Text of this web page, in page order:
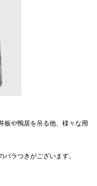
板や鴨居を吊る他、様々な用
ラつきがございます。